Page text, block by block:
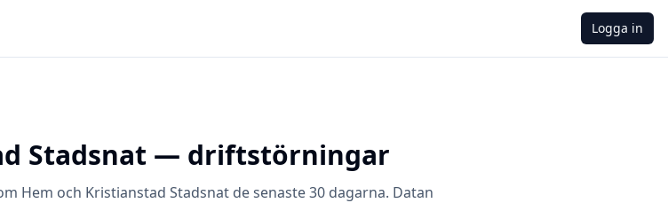
Logga in
Stadsnat — driftstörningar
Hem och Kristianstad Stadsnat de senaste 30 dagarna. Datan